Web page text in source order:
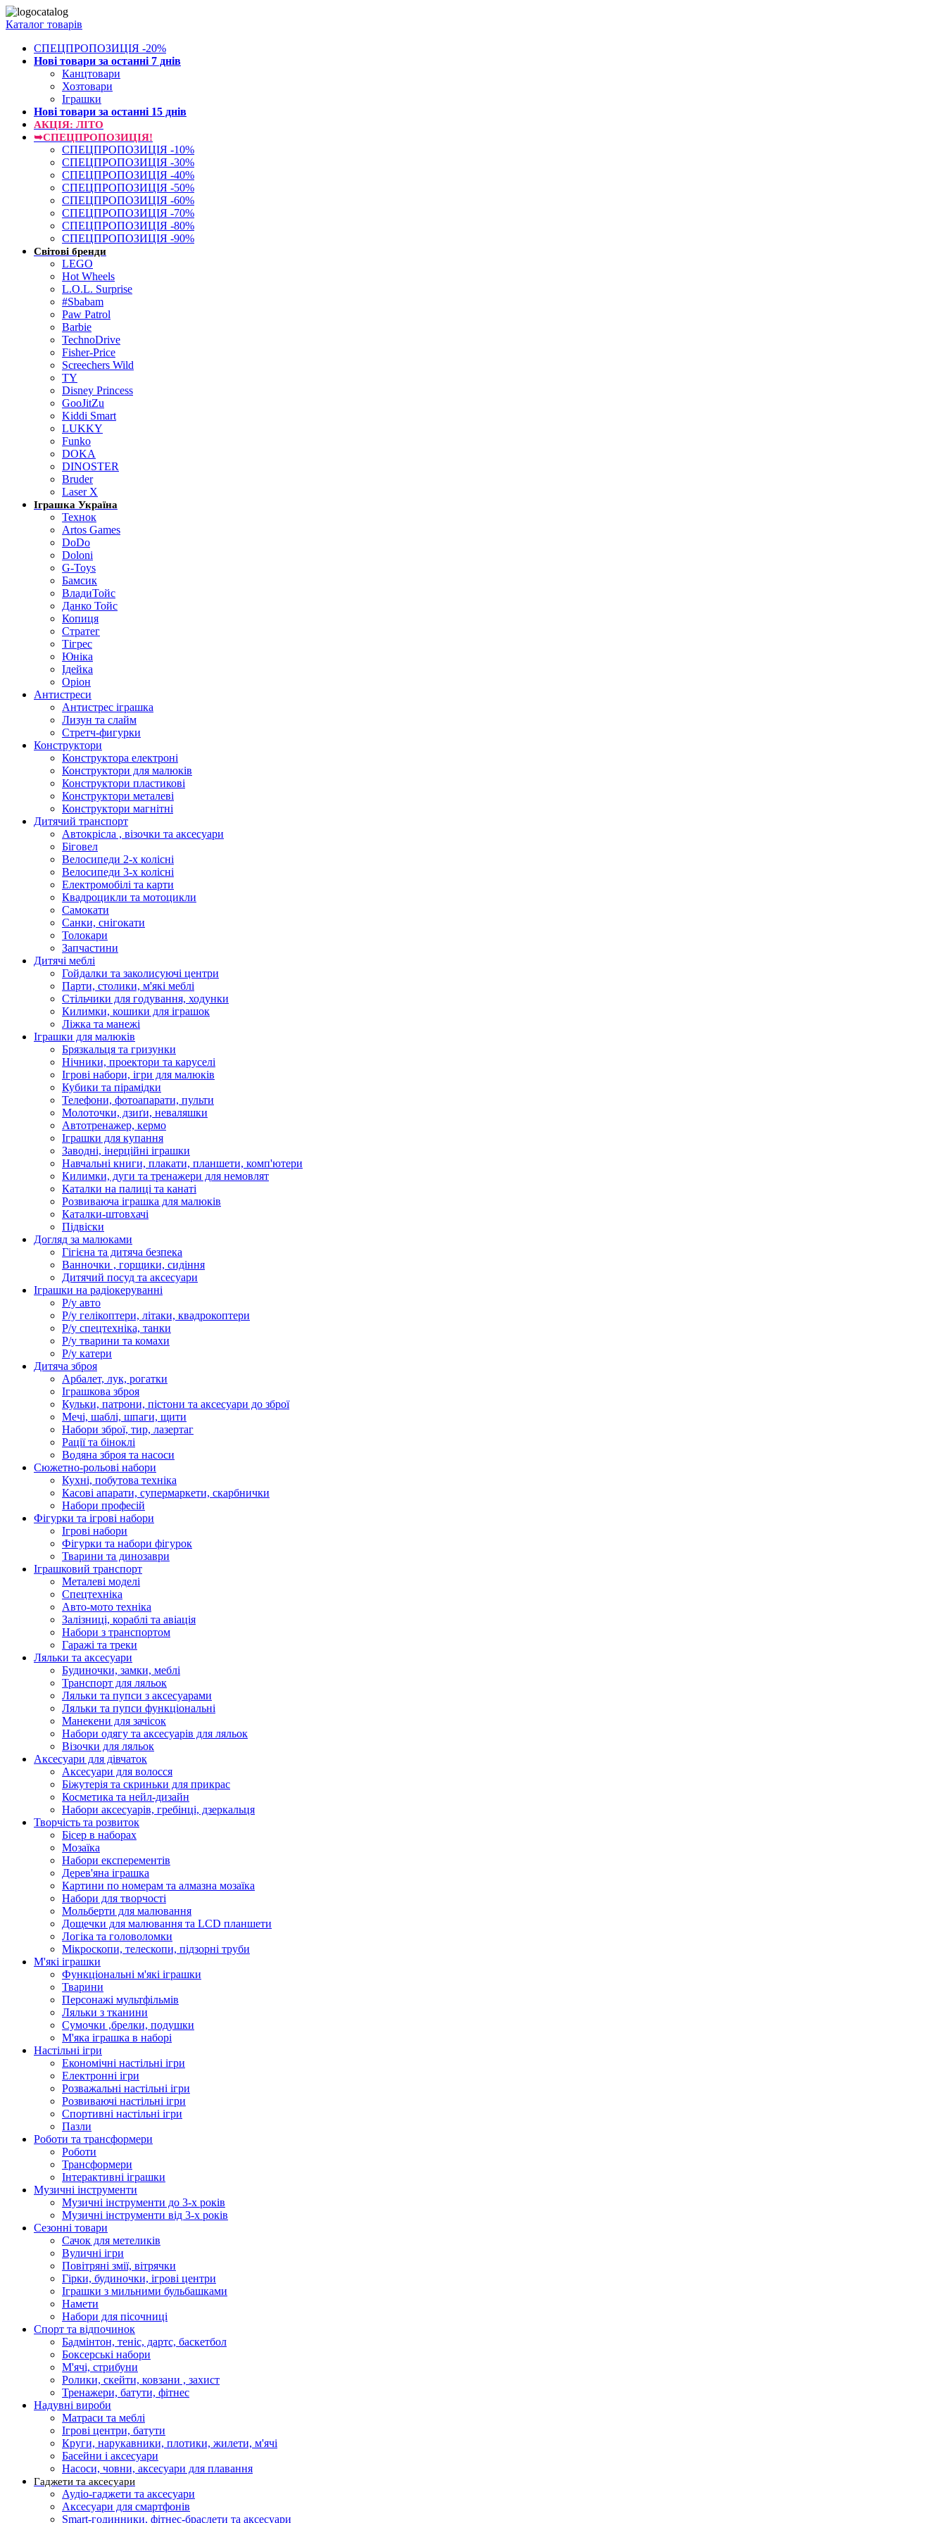
Каталог товарів
СПЕЦПРОПОЗИЦІЯ -20%
Нові товари за останнi 7 днiв
Канцтовари
Хозтовари
Іграшки
Нові товари за останнi 15 днiв
АКЦІЯ: ЛІТО
➥СПЕЦПРОПОЗИЦІЯ!
СПЕЦПРОПОЗИЦІЯ -10%
СПЕЦПРОПОЗИЦІЯ -30%
СПЕЦПРОПОЗИЦІЯ -40%
СПЕЦПРОПОЗИЦІЯ -50%
СПЕЦПРОПОЗИЦІЯ -60%
СПЕЦПРОПОЗИЦІЯ -70%
СПЕЦПРОПОЗИЦІЯ -80%
СПЕЦПРОПОЗИЦІЯ -90%
Світові бренди
LEGO
Hot Wheels
L.O.L. Surprise
#Sbabam
Paw Patrol
Barbie
TechnoDrive
Fisher-Price
Screechers Wild
TY
Disney Princess
GooJitZu
Kiddi Smart
LUKKY
Funko
DOKA
DINOSTER
Bruder
Laser X
Іграшка Україна
Технок
Artos Games
DoDo
Doloni
G-Toys
Бамсик
ВладиТойс
Данко Тойс
Копиця
Стратег
Тігрес
Юніка
Ідейка
Оріон
Антистреси
Антистрес іграшка
Лизун та слайм
Стретч-фигурки
Конструктори
Конструктора електроні
Конструктори для малюків
Конструктори пластикові
Конструктори металеві
Конструктори магнітні
Дитячий транспорт
Автокрісла , візочки та аксесуари
Біговел
Велосипеди 2-х колісні
Велосипеди 3-х колісні
Електромобілі та карти
Квадроцикли та мотоцикли
Самокати
Санки, снігокати
Толокари
Запчастини
Дитячі меблі
Гойдалки та заколисуючі центри
Парти, столики, м'які меблі
Стільчики для годування, ходунки
Килимки, кошики для іграшок
Ліжка та манежі
Іграшки для малюків
Брязкальця та гризунки
Нічники, проектори та каруселі
Ігрові набори, ігри для малюків
Кубики та пірамідки
Телефони, фотоапарати, пульти
Молоточки, дзиґи, неваляшки
Автотренажер, кермо
Іграшки для купання
Заводні, інерційні іграшки
Навчальні книги, плакати, планшети, комп'ютери
Килимки, дуги та тренажери для немовлят
Каталки на палиці та канаті
Розвиваюча іграшка для малюків
Каталки-штовхачі
Підвіски
Догляд за малюками
Гігієна та дитяча безпека
Ванночки , горщики, сидіння
Дитячий посуд та аксесуари
Іграшки на радіокеруванні
Р/у авто
Р/у гелікоптери, літаки, квадрокоптери
Р/у спецтехніка, танки
Р/у тварини та комахи
Р/у катери
Дитяча зброя
Арбалет, лук, рогатки
Іграшкова зброя
Кульки, патрони, пістони та аксесуари до зброї
Мечі, шаблі, шпаги, щити
Набори зброї, тир, лазертаг
Рації та біноклі
Водяна зброя та насоси
Сюжетно-рольові набори
Кухні, побутова техніка
Касові апарати, супермаркети, скарбнички
Набори професій
Фігурки та ігрові набори
Ігрові набори
Фігурки та набори фігурок
Тварини та динозаври
Іграшковий транспорт
Металеві моделі
Спецтехніка
Авто-мото техніка
Залізниці, кораблі та авіація
Набори з транспортом
Гаражі та треки
Ляльки та аксесуари
Будиночки, замки, меблі
Транспорт для ляльок
Ляльки та пупси з аксесуарами
Ляльки та пупси функціональні
Манекени для зачісок
Набори одягу та аксесуарів для ляльок
Візочки для ляльок
Аксесуари для дівчаток
Аксесуари для волосся
Біжутерія та скриньки для прикрас
Косметика та нейл-дизайн
Набори аксесуарів, гребінці, дзеркальця
Творчість та розвиток
Бісер в наборах
Мозаїка
Набори експерементів
Дерев'яна іграшка
Картини по номерам та алмазна мозаїка
Набори для творчості
Мольберти для малювання
Дощечки для малювання та LCD планшети
Логіка та головоломки
Мікроскопи, телескопи, підзорні труби
М'які іграшки
Функціональні м'які іграшки
Тварини
Персонажі мультфільмів
Ляльки з тканини
Сумочки ,брелки, подушки
М'яка іграшка в наборі
Настільні ігри
Економічні настільні ігри
Електронні ігри
Розважальні настільні ігри
Розвиваючі настільні ігри
Спортивні настільні ігри
Пазли
Роботи та трансформери
Роботи
Трансформери
Інтерактивні іграшки
Музичні інструменти
Музичні інструменти до 3-х років
Музичні інструменти від 3-х років
Сезонні товари
Сачок для метеликів
Вуличні ігри
Повітряні змії, вітрячки
Гірки, будиночки, ігрові центри
Іграшки з мильними бульбашками
Намети
Набори для пісочниці
Спорт та відпочинок
Бадмінтон, теніс, дартс, баскетбол
Боксерські набори
М'ячі, стрибуни
Ролики, скейти, ковзани , захист
Тренажери, батути, фітнес
Надувні вироби
Матраси та меблі
Ігрові центри, батути
Круги, нарукавники, плотики, жилети, м'ячі
Басейни і аксесуари
Насоси, човни, аксесуари для плавання
Гаджети та аксесуари
Аудіо-гаджети та аксесуари
Аксесуари для смартфонів
Smart-годинники, фітнес-браслети та аксесуари